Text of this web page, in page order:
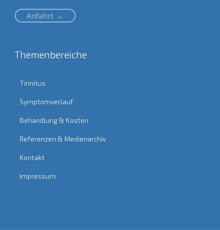
Anfahrt →
Themenbereiche
Tinnitus
Symptomverlauf
Behandlung & Kosten
Referenzen & Medienarchiv
Kontakt
Impressum